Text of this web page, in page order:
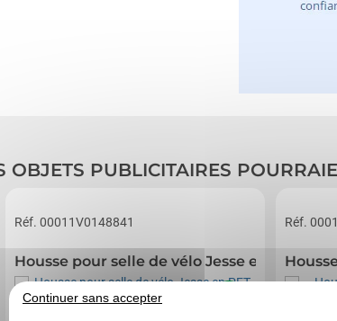
OBJETS PUBLICITAIRES
Réf. 00011V0148841
Housse pour selle de vélo Jesse en PET
Réf.
Continuer sans accepter